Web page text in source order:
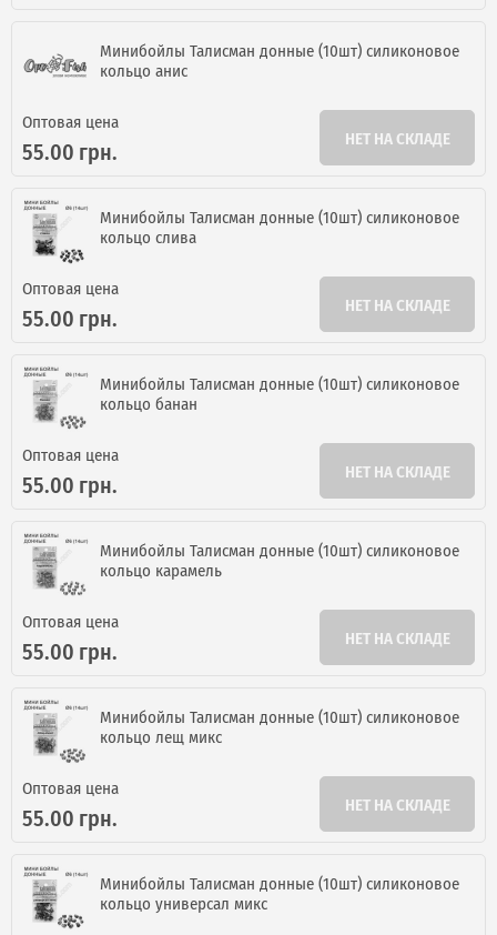
Минибойлы Талисман донные (10шт) силиконовое
кольцо анис
Оптовая цена
55.00 грн. НЕТ НА СКЛАДЕ
Минибойлы Талисман донные (10шт) силиконовое
кольцо слива
Оптовая цена
55.00 грн. НЕТ НА СКЛАДЕ
Минибойлы Талисман донные (10шт) силиконовое
кольцо банан
Оптовая цена
55.00 грн. НЕТ НА СКЛАДЕ
Минибойлы Талисман донные (10шт) силиконовое
кольцо карамель
Оптовая цена
55.00 грн. НЕТ НА СКЛАДЕ
Минибойлы Талисман донные (10шт) силиконовое
кольцо лещ микс
Оптовая цена
55.00 грн. НЕТ НА СКЛАДЕ
Минибойлы Талисман донные (10шт) силиконовое
кольцо универсал микс